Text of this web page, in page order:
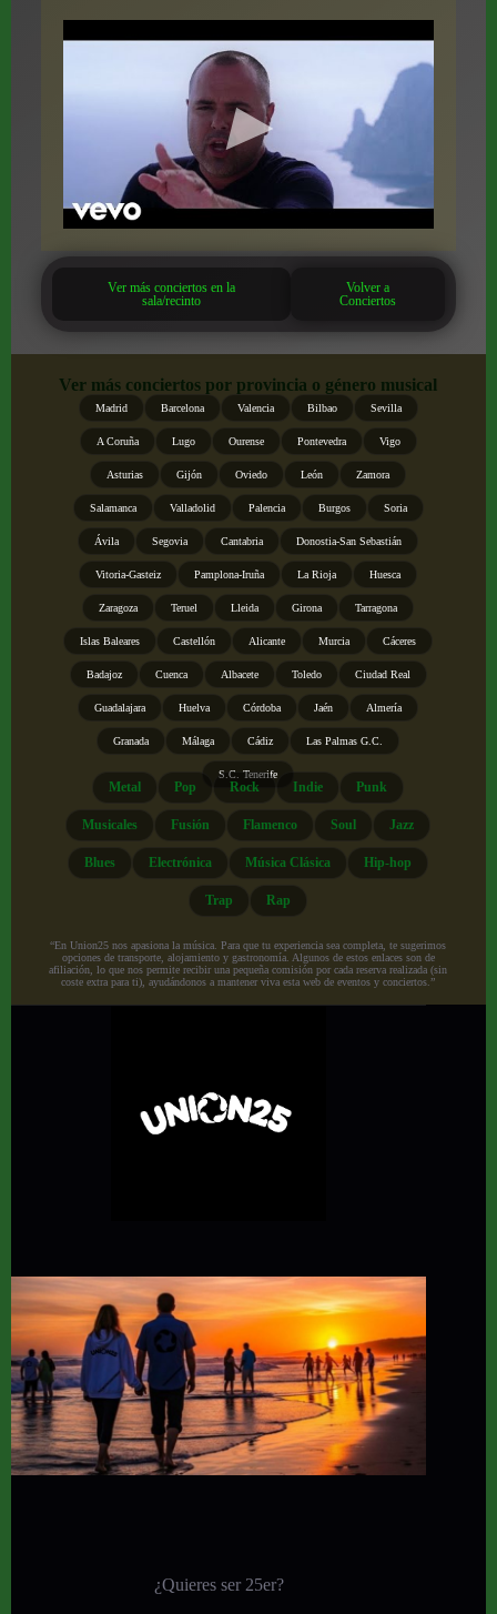
Ver más conciertos en la
sala/recinto
Volver a
Conciertos
Ver más conciertos por provincia o género musical
Madrid Barcelona Valencia Bilbao Sevilla
A Coruña Lugo Ourense Pontevedra Vigo
Asturias Gijón Oviedo León Zamora
Salamanca Valladolid Palencia Burgos Soria
Ávila Segovia Cantabria Donostia-San Sebastián
Vitoria-Gasteiz Pamplona-Iruña La Rioja Huesca
Zaragoza Teruel Lleida Girona Tarragona
Islas Baleares Castellón Alicante Murcia Cáceres
Badajoz Cuenca Albacete Toledo Ciudad Real
Guadalajara Huelva Córdoba Jaén Almería
Granada Málaga Cádiz Las Palmas G.C.
S.C. Tenerife
Metal Pop Rock Indie Punk
Musicales Fusión Flamenco Soul Jazz
Blues Electrónica Música Clásica Hip-hop
Trap Rap
“En Union25 nos apasiona la música. Para que tu experiencia sea completa, te sugerimos
opciones de transporte, alojamiento y gastronomía. Algunos de estos enlaces son de
afiliación, lo que nos permite recibir una pequeña comisión por cada reserva realizada (sin
coste extra para ti), ayudándonos a mantener viva esta web de eventos y conciertos.”
¿Quieres ser 25er?